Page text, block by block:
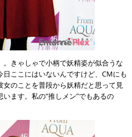
きゃしゃで小柄で妖精姿が似合うな
日ここにはいないんですけど、CMにも
のことを普段から妖精だと思って見
ます。私の“推しメン”でもあるの